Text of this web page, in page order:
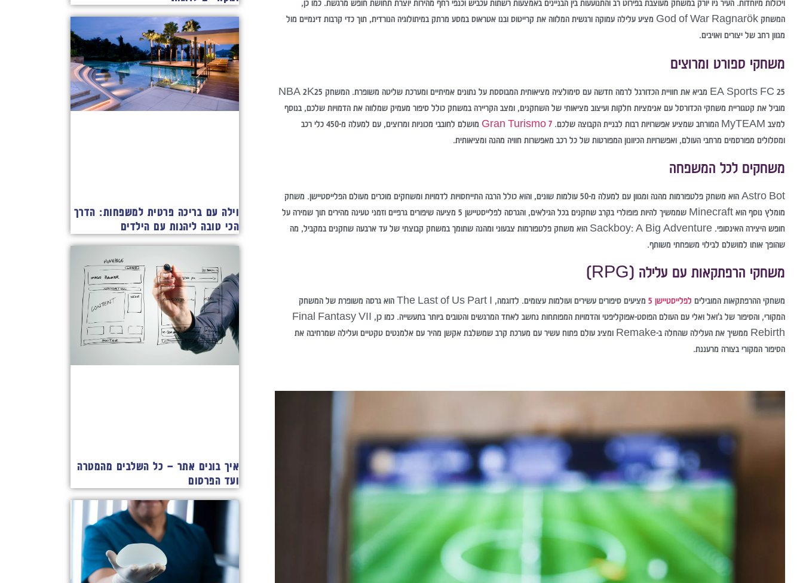
ויכולות מיוחדות. העיר ניו יורק במשחק מעוצבת בפירוט רב והתנועעות בין הבניינים באמצעות רשתות עכביש וכנפי רחף מהירות יוצרת תחושת חופש מרגשת. כמו כן,
המשחק God of War Ragnarök מציע עלילה עמוקה ורגשית המלווה את קרייטוס ובנו אטראוס במסע מרתק במיתולוגיה הנורדית, תוך כדי קרבות דינמיים מול
מגוון רחב של יצורים ואויבים.
משחקי ספורט ומרוצים
EA Sports FC 25 מביא את חוויית הכדורגל לרמה חדשה עם סימולציה מציאותית המבוססת על נתונים אמיתיים ומערכת שליטה משופרת. המשחק NBA 2K25
מוביל את קטגוריית משחקי הכדורסל עם אנימציות חלקות ועיצוב מציאותי של השחקנים, ומצב הקריירה במשחק כולל סיפור מעמיק שמלווה את הדמויות שלכם, בנוסף
למצב MyTEAM המורחב שמציע אפשרויות רבות לבניית הקבוצה שלכם.
Gran Turismo 7
מושלם לחובבי מכוניות ומרוצים, עם למעלה מ-450 כלי רכב
ומסלולים מפורסמים מרחבי העולם, ואפשרויות הכיוונון המפורטות של כל רכב מאפשרות חוויה מהנה ומציאותית.
משחקים לכל המשפחה
Astro Bot הוא משחק פלטפורמות מהנה ומגוון עם למעלה מ-50 עולמות שונים, והוא כולל הרבה התייחסויות לדמויות ומשחקים מוכרים מעולם הפלייסטיישן. משחק
מומלץ נוסף הוא Minecraft שממשיך להיות פופולרי בקרב שחקנים בכל הגילאים, והגרסה לפלייסטיישן 5 מציעה שיפורים גרפיים וזמני טעינה מהירים תוך שמירה על
חופש היצירה האינסופי. Sackboy: A Big Adventure הוא משחק פלטפורמות צבעוני ומהנה שתומך במשחק קבוצתי של עד ארבעה שחקנים במקביל, מה
שהופך אותו למושלם לבילוי משפחתי משותף.
משחקי הרפתקאות עם עלילה (RPG)
משחקי ההרפתקאות המובילים לפלייסטיישן 5
מציעים סיפורים עשירים ועולמות עצומים. לדוגמה, The Last of Us Part I הוא גרסה משופרת של המשחק
המקורי, והסיפור של ג'ואל ואלי עם העולם הפוסט-אפוקליפטי והדמויות המפותחות נחשב לאחד המרגשים והטובים ביותר בתעשייה. כמו כן, Final Fantasy VII
Rebirth ממשיך את העלילה שהחלה ב-Remake ומציג עולם פתוח עשיר עם מערכת קרב שמשלבת אקשן מהיר עם אלמנטים טקטיים ועלילה שמרחיבה את
הסיפור המקורי בצורה מרעננת.
וילה עם בריכה פרטית למשפחות: הדרך
הכי טובה ליהנות עם הילדים
איך בונים אתר – כל השלבים מהמטרה
ועד הפרסום